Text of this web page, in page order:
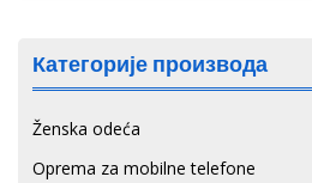
Категорије производа
Ženska odeća
Oprema za mobilne telefone